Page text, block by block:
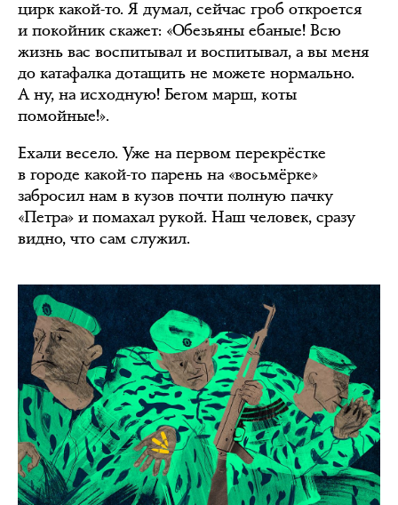
цирк какой-то. Я думал, сейчас гроб откроется
и покойник скажет: «Обезьяны ебаные! Всю
жизнь вас воспитывал и воспитывал, а вы меня
до катафалка дотащить не можете нормально.
А ну, на исходную! Бегом марш, коты
помойные!».
Ехали весело. Уже на первом перекрёстке
в городе какой-то парень на «восьмёрке»
забросил нам в кузов почти полную пачку
«Петра» и помахал рукой. Наш человек, сразу
видно, что сам служил.